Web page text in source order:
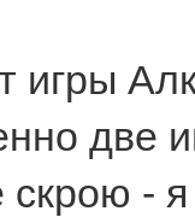
игры
две
скрою -